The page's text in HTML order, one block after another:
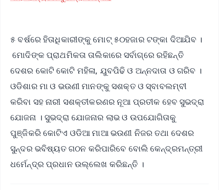
୫ ବର୍ଷରେ ହିତାଧିକାରୀଙ୍କୁ ମୋଟ୍ ୫୦ହଜାର ଟଙ୍କା ଦିଆଯିବ ।
ମୋଦିଙ୍କ ପ୍ରାଥମିକତା ତାଲିକାରେ ସର୍ବାଗ୍ରେ ରହିଛନ୍ତି
ଦେଶର କୋଟି କୋଟି ମହିଳା, ଯୁବପିଢି ଓ ଅନ୍ନଦାତା ଓ ଗରିବ ।
ଓଡିଶାର ମା ଓ ଭଉଣୀ ମାନଙ୍କୁ ସଶକ୍ତ ଓ ସ୍ବାବଲମ୍ବୀ
କରିବା ସହ ନାରୀ ସଶକ୍ତୀକରଣର ନୂଆ ପ୍ରତୀକ ହେବ ସୁଭଦ୍ରା
ଯୋଜନା । ସୁଭଦ୍ରା ଯୋଜନାର ଲାଭ ଓ ଉପଯୋଗିତାକୁ
ପୁଞ୍ଜିକରି କୋଟିଏ ଓଡିଆ ମାଆ ଭଉଣୀ ନିଜର ତଥା ଦେଶର
ସୁନ୍ଦର ଭବିଷ୍ୟତ ଗଠନ କରିପାରିବେ ବୋଲି କେନ୍ଦ୍ରମନ୍ତ୍ରୀ
ଧର୍ମେନ୍ଦ୍ର ପ୍ରଧାନ ଉଲ୍ଲେଖ କରିଛନ୍ତି ।